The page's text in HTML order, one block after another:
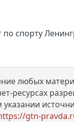
спорту
любых
ресурсах
указании
gtn-